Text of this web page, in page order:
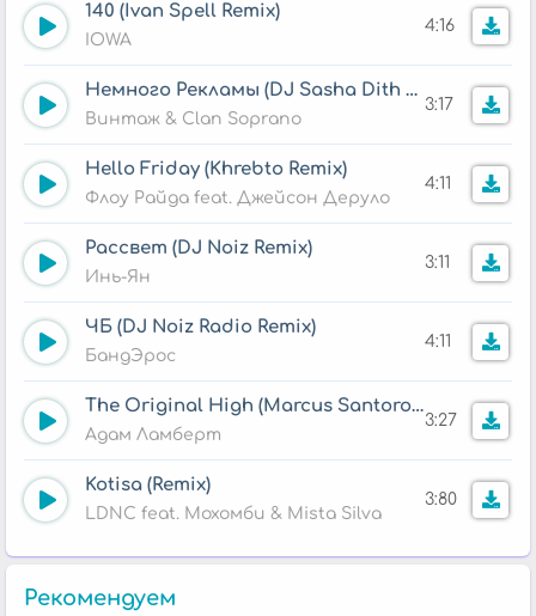
140 (Ivan Spell Remix)
IOWA
4:16
Немного Рекламы (DJ Sasha Dith Official Remix)
Винтаж & Clan Soprano
3:17
Hello Friday (Khrebto Remix)
Флоу Райда feat. Джейсон Деруло
4:11
Рассвет (DJ Noiz Remix)
Инь-Ян
3:11
ЧБ (DJ Noiz Radio Remix)
БандЭрос
4:11
The Original High (Marcus Santoro Remix)
Адам Ламберт
3:27
Kotisa (Remix)
LDNC feat. Мохомби & Mista Silva
3:80
Рекомендуем